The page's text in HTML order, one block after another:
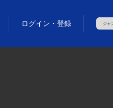
ログイン・登録